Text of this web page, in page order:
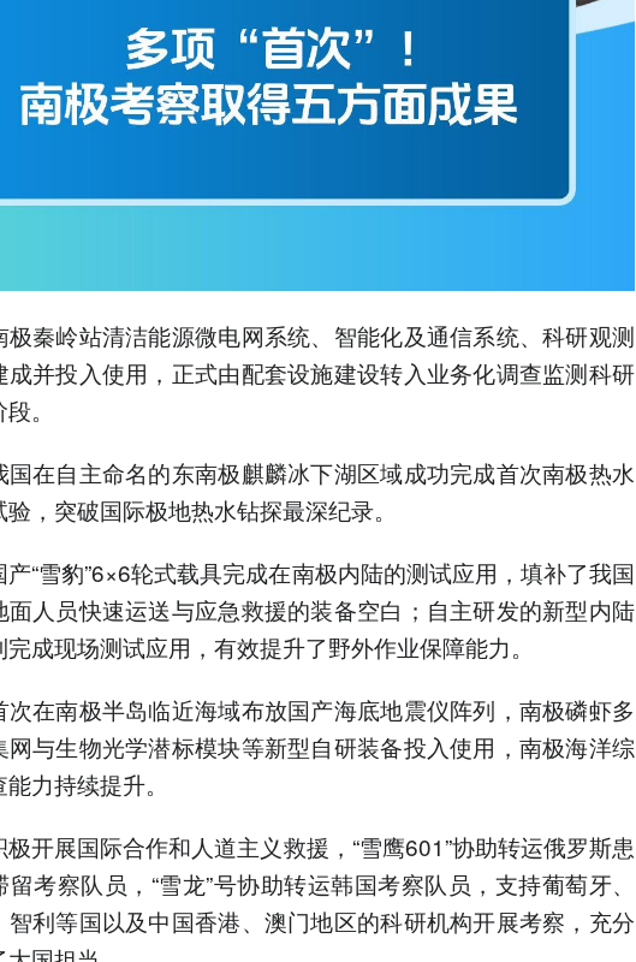
极秦岭站清洁能源微电网系统、智能化及通信系统、科研观测
成并投入使用，正式由配套设施建设转入业务化调查监测科研
。
国在自主命名的东南极麒麟冰下湖区域成功完成首次南极热水
，突破国际极地热水钻探最深纪录。
产“雪豹”6×6轮式载具完成在南极内陆的测试应用，填补了我国
面人员快速运送与应急救援的装备空白；自主研发的新型内陆
成现场测试应用，有效提升了野外作业保障能力。
次在南极半岛临近海域布放国产海底地震仪阵列，南极磷虾多
网与生物光学潜标模块等新型自研装备投入使用，南极海洋综
力持续提升。
极开展国际合作和人道主义救援，“雪鹰601”协助转运俄罗斯患
留考察队员，“雪龙”号协助转运韩国考察队员，支持葡萄牙、
智利等国以及中国香港、澳门地区的科研机构开展考察，充分